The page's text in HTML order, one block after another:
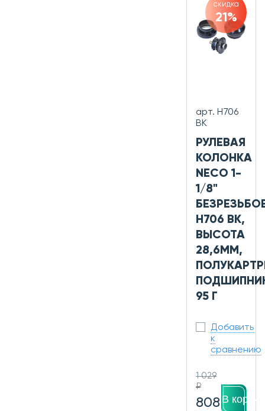
скидка
21%
арт. H706
BK
РУЛЕВАЯ
КОЛОНКА
NECO 1-
1/8"
H706 BK,
ВЫСОТА
28,6ММ,
95 Г
Добавить
к
сравнению
1 029
₽
808 В